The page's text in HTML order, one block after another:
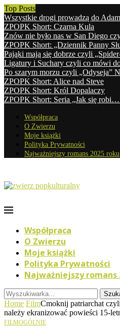
Top Posts
Wszystkie drogi prowadzą do
ZPOPK Short: Czarna Kula
Znów nie było nas w San Diego
ZPOPK Short: „Dziennik Panny
Pająki mają się dobrze czyli
Ligatury i Suchary czyli co mówi
Po szarym morzu czyli „Odyseja”
ZPOPK Short: Alice nad Steve
ZPOPK Short: Król Dopalaczy
ZPOPK Short: Seria „Jak się
Współpraca
O Zwierzu
Moje książki
Polityka Prywatności
Najważniejszy romans 2025 roku
Współpraca
O Zwierzu
Moje książki
Polityka Prywatności
Najważniejszy romans
Home FilmCmoknij patriarchat
należy ekranizować powieści 15-
FILMOGÓLNIE